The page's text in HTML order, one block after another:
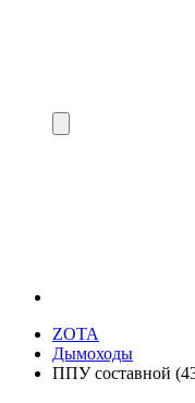
ZOTA
Дымоходы
ППУ составной